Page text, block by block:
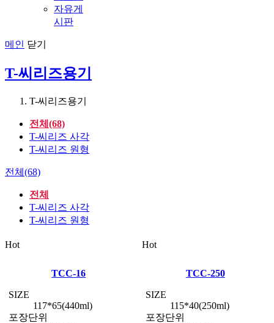
자유게
시판
메인 닫기
T-씨리즈용기
T-씨리즈용기
전체(68)
T-씨리즈 사각
T-씨리즈 원형
전체(68)
전체
T-씨리즈 사각
T-씨리즈 원형
Hot
TCC-16
SIZE
117*65(440ml)
포장단위
Hot
TCC-250
SIZE
115*40(250ml)
포장단위